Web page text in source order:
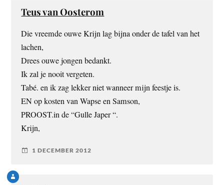
Teus van Oosterom
Die vreemde ouwe Krijn lag bijna onder de tafel van het
lachen,
Drees ouwe jongen bedankt.
Ik zal je nooit vergeten.
Tabé. en ik zag lekker niet wanneer mijn feestje is.
EN op kosten van Wapse en Samson,
PROOST.in de “Gulle Japer “.
Krijn,
1 DECEMBER 2012